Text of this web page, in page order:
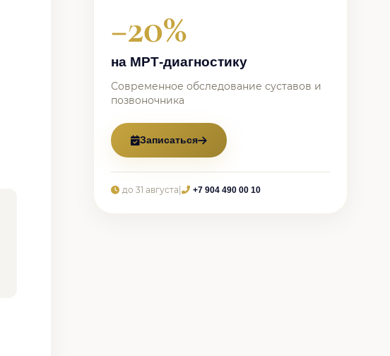
−20%
на МРТ-диагностику
Современное обследование суставов и
позвоночника
Записаться
до 31 августа +7 904 490 00 10